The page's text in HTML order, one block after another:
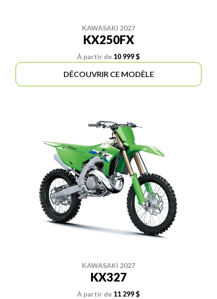
KAWASAKI 2027
KX250FX
À partir de 10 999 $
DÉCOUVRIR CE MODÈLE
KAWASAKI 2027
KX327
À partir de 11 299 $